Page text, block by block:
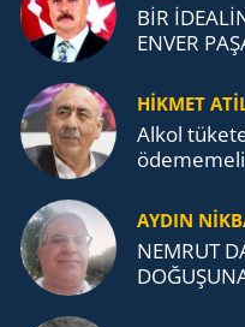
BİR
ENVER
HİKMET
Alkol
öde­me­me­li
AYDIN
NEMRUT